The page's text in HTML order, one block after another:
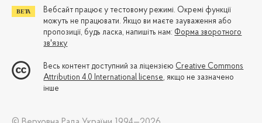
Вебсайт працює у тестовому режимі. Окремі функції
можуть не працювати. Якщо ви маєте зауваження або
пропозиції, будь ласка, напишіть нам: Форма зворотного
зв'язку
Весь контент доступний за ліцензією Creative Commons
Attribution 4.0 International license, якщо не зазначено
інше